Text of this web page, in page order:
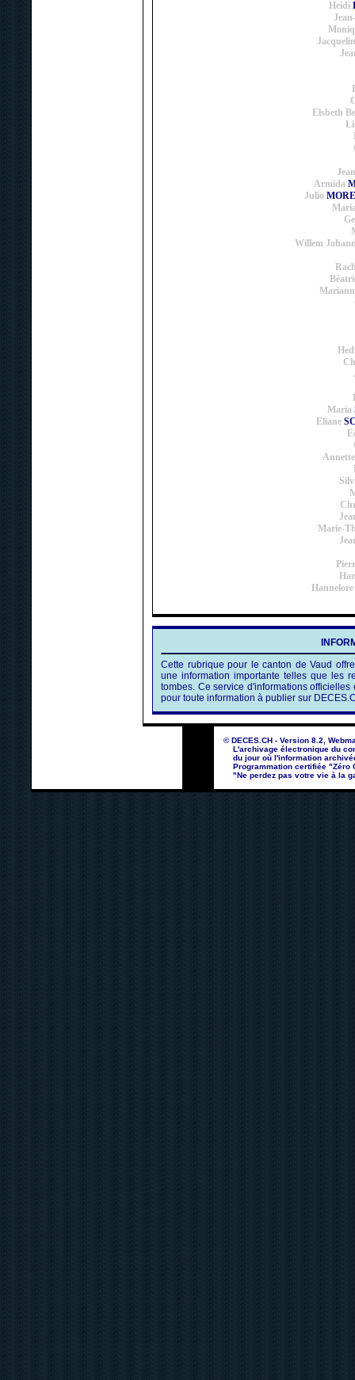
Heidi
Elsbeth
Armida
Julio
Willem
Maria
Eliane
Annette
Marie-
Hannelore
Cette rubrique pour le canton de Vaud
une information importante telles que les
tombes. Ce service d'informations
pour toute information à publier sur
© DECES.CH - Version 8.2,
L'archivage électronique du
du jour où l'information
Programmation certifiée "Zéro
"Ne perdez pas votre vie à la